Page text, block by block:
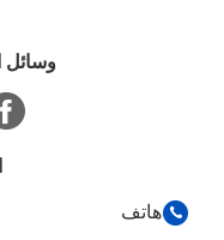
وسائل
هاتف